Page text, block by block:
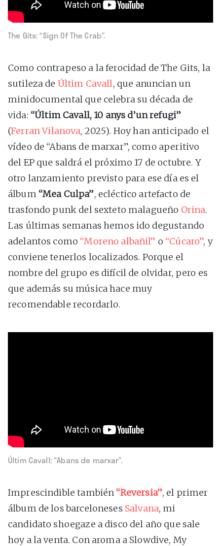
The Gits: “Sign Of The Crab”.
Como contrapeso a la ferocidad de The Gits, la
sutileza de Últim Cavall, que anuncian un
minidocumental que celebra su década de
vida: “Últim Cavall, 10 anys d’un refugi”
(Ferran Vilanova, 2025). Hoy han anticipado el
vídeo de “Abans de marxar”, como aperitivo
del EP que saldrá el próximo 17 de octubre. Y
otro lanzamiento previsto para ese día es el
álbum “Mea Culpa”, ecléctico artefacto de
trasfondo punk del sexteto malagueño Orina.
Las últimas semanas hemos ido degustando
adelantos como “Moreno albañil” o “Cúcaro”, y
conviene tenerlos localizados. Porque el
nombre del grupo es difícil de olvidar, pero es
que además su música hace muy
recomendable recordarlo.
Últim Cavall: “Abans de marxar”.
Imprescindible también “Reversia”, el primer
álbum de los barceloneses Salvana, mi
candidato shoegaze a disco del año que sale
hoy a la venta. Con aroma a Slowdive, My